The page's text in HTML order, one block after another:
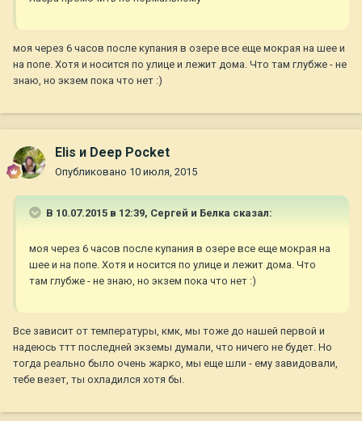
моя через 6 часов после купания в озере все еще мокрая на шее и
на попе. Хотя и носится по улице и лежит дома. Что там глубже - не
знаю, но экзем пока что нет :)
Elis и Deep Pocket
Опубликовано 10 июля, 2015
В 10.07.2015 в 12:39, Сергей и Белка сказал:
моя через 6 часов после купания в озере все еще мокрая на
шее и на попе. Хотя и носится по улице и лежит дома. Что
там глубже - не знаю, но экзем пока что нет :)
Все зависит от температуры, кмк, мы тоже до нашей первой и
надеюсь ттт последней экземы думали, что ничего не будет. Но
тогда реально было очень жарко, мы еще шли - ему завидовали,
тебе везет, ты охладился хотя бы.